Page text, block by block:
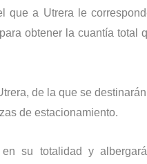
que a Utrera le
obtener la cuantía total
de la que se
de estacionamiento.
en su totalidad y